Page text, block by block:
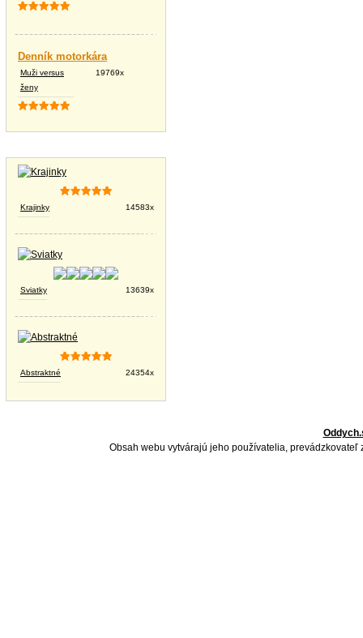
Denník motorkára
Muži versus
ženy
19769x
Krajinky 14583x
Sviatky 13639x
Abstraktné 24354x
Obsah webu vytvárajú jeho používatelia,